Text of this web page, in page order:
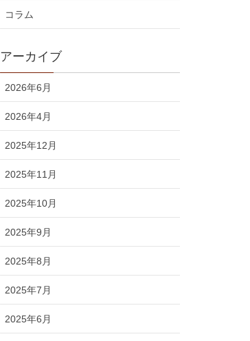
コラム
アーカイブ
2026年6月
2026年4月
2025年12月
2025年11月
2025年10月
2025年9月
2025年8月
2025年7月
2025年6月